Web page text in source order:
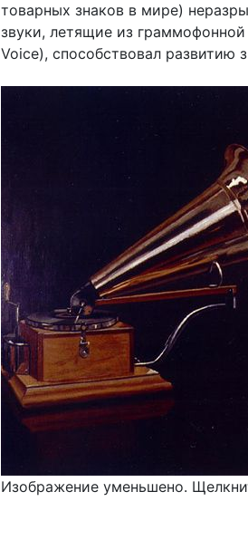
товарных знаков в мире)
звуки, летящие из
Voice), способствовал развитию
Изображение уменьшено.